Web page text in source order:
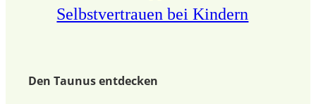
Selbstvertrauen bei Kindern
Den Taunus entdecken